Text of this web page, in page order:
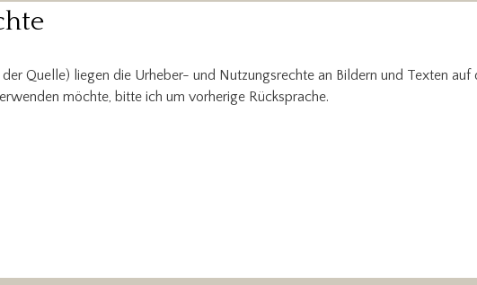
Quelle) liegen die Urheber- und Nutzungsrechte an Bildern und Texten auf
möchte, bitte ich um vorherige Rücksprache.